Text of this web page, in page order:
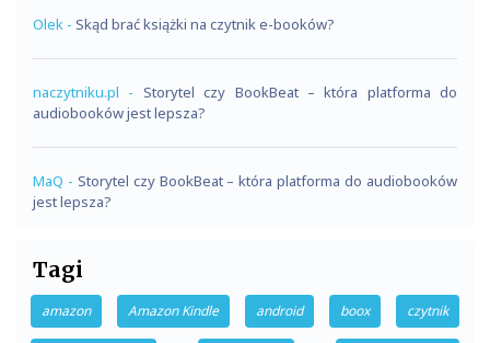
Olek - Skąd brać książki na czytnik e-booków?
naczytniku.pl - Storytel czy BookBeat – która platforma do
audiobooków jest lepsza?
MaQ - Storytel czy BookBeat – która platforma do audiobooków
jest lepsza?
Tagi
amazon Amazon Kindle android boox czytnik